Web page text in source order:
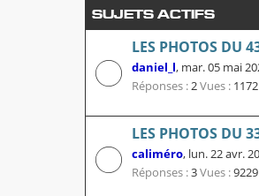
SUJETS ACTIFS
LES PHOTOS DU
daniel_l, mar. 05 mai
Réponses :2Vues : 1172
LES PHOTOS DU
caliméro, lun. 22 avr.
Réponses :3Vues :9229